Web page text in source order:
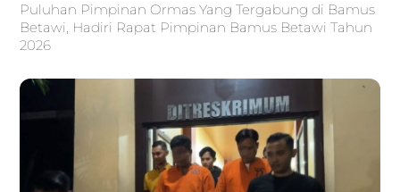
Puluhan Pimpinan Ormas Yang Tergabung di Bamus
Betawi, Hadiri Rapat Pimpinan Bamus Betawi Tahun
2026